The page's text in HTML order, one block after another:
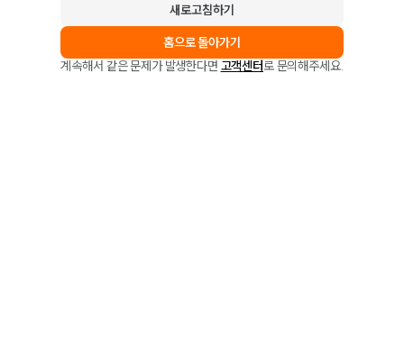
새로고침하기
홈으로 돌아가기
계속해서 같은 문제가 발생한다면 고객센터로 문의해주세요.